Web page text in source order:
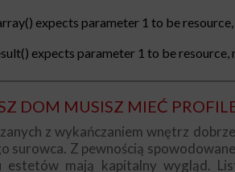
expects parameter 1 to be
expects parameter 1 to be resource,
DOM MUSISZ MIEĆ
z wykańczaniem wnętrz
surowca. Z pewnością
estetów mają kapitalny wygląd.